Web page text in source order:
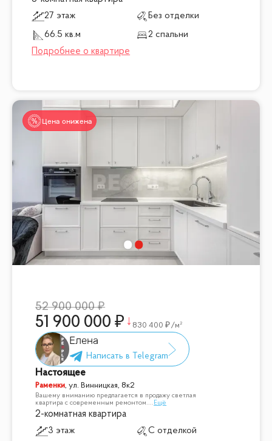
27 этаж
Без отделки
66.5 кв.м
2 спальни
Цена снижена
52 900 000
51 900 000 830 400 /м²
Елена
Настоящее
Раменки,ул. Винницкая, 8к2
Вашему вниманию предлагается в продажу светлая
квартира с современным ремонтом.... Ещё
2-комнатная квартира
3 этаж
С отделкой